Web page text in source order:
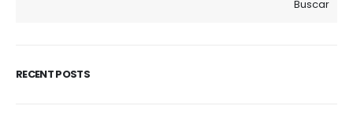
Buscar
RECENT POSTS